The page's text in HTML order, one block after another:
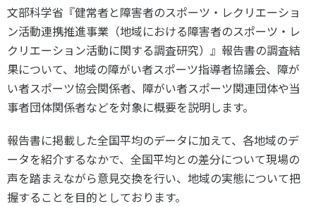
知る学ぶ
ニュース
お問い合わせ・お申し込み
調査・研究
スポーツライフ・データ
スポーツ白書
政策提言
子どものスポーツ
障害者スポーツ
スポーツによるまちづくり
スポーツ・ガバナンス
文部科学省『健常者と障害者のスポーツ・レクリエーショ
ン活動連携推進事業（地域における障害者のスポーツ・レ
クリエーション活動に関する調査研究）』報告書の調査結
果について、地域の障がい者スポーツ指導者協議会、障が
い者スポーツ協会関係者、障がい者スポーツ関連団体や当
事者団体関係者などを対象に概要を説明します。
報告書に掲載した全国平均のデータに加えて、各地域のデ
ータを紹介するなかで、全国平均との差分について現場の
声を踏まえながら意見交換を行い、地域の実態について把
握することを目的としております。